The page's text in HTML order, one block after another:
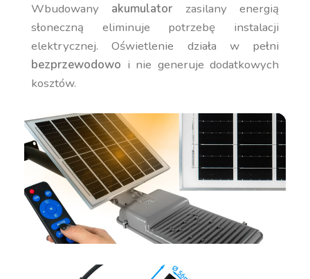
Wbudowany akumulator zasilany energią
słoneczną eliminuje potrzebę instalacji
elektrycznej. Oświetlenie działa w pełni
bezprzewodowo i nie generuje dodatkowych
kosztów.